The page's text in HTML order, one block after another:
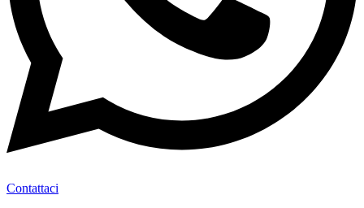
Contattaci